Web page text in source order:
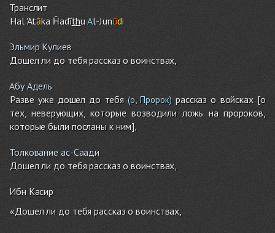
Транслит
Hal 'Atāka ĤadīthuAl-Junūdi
Эльмир Кулиев
Дошел ли до тебя рассказ о воинствах,
Абу Адель
Разве уже дошел до тебя (о, Пророк)рассказ о войсках [о
тех, неверующих, которые возводили ложь на пророков,
которые были посланы к ним],
Толкование ас-Саади
Дошел ли до тебя рассказ о воинствах,
Ибн Касир
«Дошел ли до тебя рассказ о воинствах,